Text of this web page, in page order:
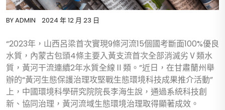
BYADMIN 2024 年 12 月 23 日
“2023年，山西呂梁首次實現9條河流15個國考斷面100%優良
水質，內蒙古包頭4條主要入黃支流首次全部消滅劣Ⅴ類水
質，黃河干流連續2年水質全線Ⅱ類。”近日，在甘肅蘭州舉
辦的“黃河生態保護治理攻堅戰生態環境科技成果推介活動”
上，中國環境科學研究院院長李海生說，通過系統科技創
新、協同治理，黃河流域生態環境治理取得顯著成效。